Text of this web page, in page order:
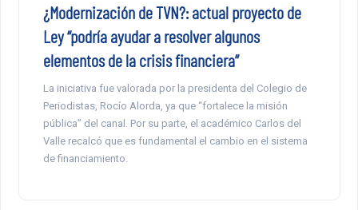
¿Modernización de TVN?: actual proyecto de
Ley “podría ayudar a resolver algunos
elementos de la crisis financiera”
La iniciativa fue valorada por la presidenta del Colegio de
Periodistas, Rocío Alorda, ya que “fortalece la misión
pública” del canal. Por su parte, el académico Carlos del
Valle recalcó que es fundamental el cambio en el sistema
de financiamiento.